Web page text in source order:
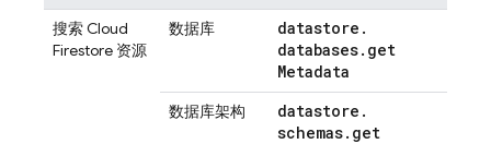
搜索Cloud
Firestore 资源
数据库 datastore .
databases. get
Metadata
数据库架构 datastore .
schemas. get